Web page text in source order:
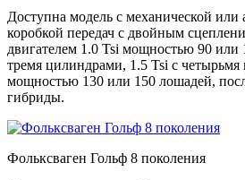
Доступна модель с механической или
коробкой передач с двойным
двигателем 1.0 Tsi мощностью 90
тремя цилиндрами, 1.5 Tsi с
мощностью 130 или 150 лошадей,
гибриды.
Фольксваген Гольф 8 поколения